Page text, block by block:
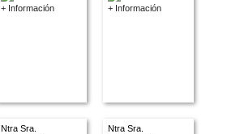
+ Información + Información
Ntra Sra.
Ntra Sra.